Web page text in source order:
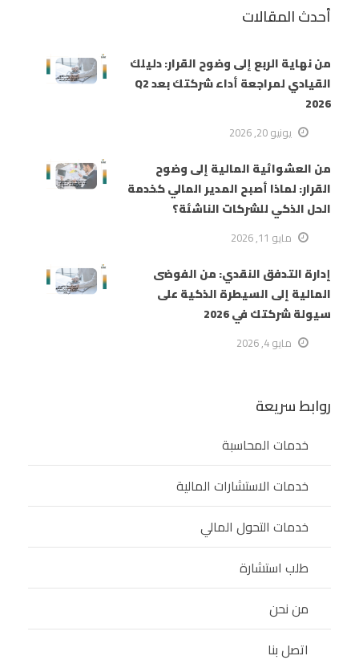
أحدث المقالات
من نهاية الربع إلى وضوح القرار: دليلك
القيادي لمراجعة أداء شركتك بعد Q2
2026
يونيو 20, 2026
من العشوائية المالية إلى وضوح
القرار: لماذا أصبح المدير المالي كخدمة
الحل الذكي للشركات الناشئة؟
مايو 11, 2026
إدارة التدفق النقدي: من الفوضى
المالية إلى السيطرة الذكية على
سيولة شركتك في 2026
مايو 4, 2026
روابط سريعة
خدمات المحاسبة
خدمات الاستشارات المالية
خدمات التحول المالي
طلب استشارة
من نحن
اتصل بنا